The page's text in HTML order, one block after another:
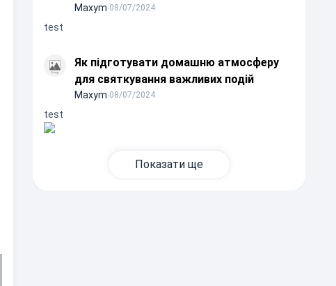
Maxym∙08/07/2024
test
Як підготувати домашню атмосферу
для святкування важливих подій
Maxym∙08/07/2024
test
Показати ще